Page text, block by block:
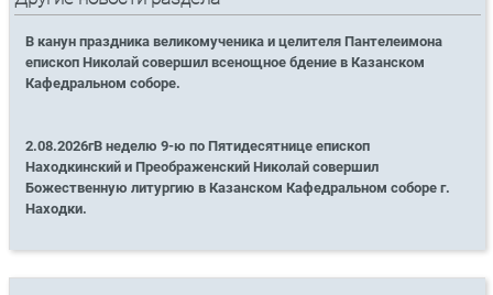
В канун праздника великомученика и целителя Пантелеимона
епископ Николай совершил всенощное бдение в Казанском
Кафедральном соборе.
2.08.2026гВ неделю 9-ю по Пятидесятнице епископ
Находкинский и Преображенский Николай совершил
Божественную литургию в Казанском Кафедральном соборе г.
Находки.